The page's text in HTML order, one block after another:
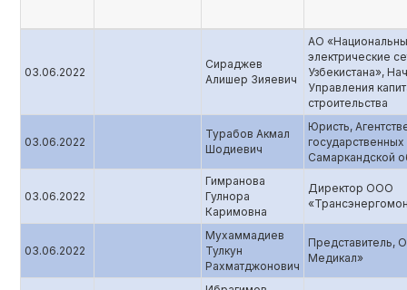
03.06.2022
Сираджев
Алишер Зияевич
АО
электрические
Узбекистана»,
Управления
строительства
03.06.2022
Турабов Акмал
Шодиевич
Юристь,
государственных
Самаркандской
03.06.2022
Гимранова
Гулнора
Каримовна
Директор ООО
03.06.2022
Мухаммадиев
Тулкун
Рахматджонович
Представитель,
Медикал»